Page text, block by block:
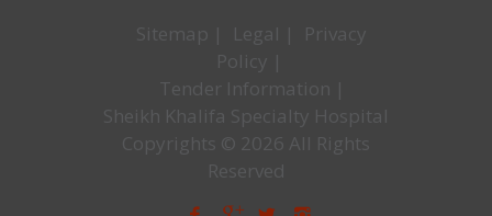
Sitemap | Legal |
Privacy
Policy |
Tender Information |
Sheikh Khalifa Specialty Hospital
Copyrights © 2026 All Rights
Reserved